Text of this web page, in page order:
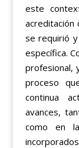
este
se requirió
específica.
profesional,
proceso
continua
avances,
como en